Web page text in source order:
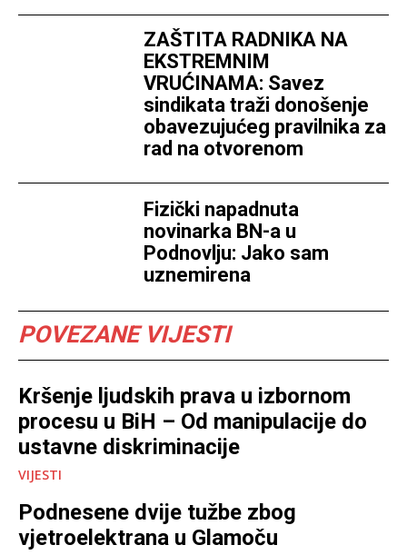
ZAŠTITA RADNIKA NA
EKSTREMNIM
VRUĆINAMA: Savez
sindikata traži donošenje
obavezujućeg pravilnika za
rad na otvorenom
Fizički napadnuta
novinarka BN-a u
Podnovlju: Jako sam
uznemirena
POVEZANE VIJESTI
Kršenje ljudskih prava u izbornom
procesu u BiH – Od manipulacije do
ustavne diskriminacije
VIJESTI
Podnesene dvije tužbe zbog
vjetroelektrana u Glamoču